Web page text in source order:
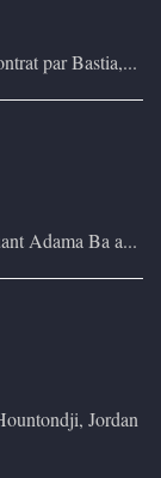
par Bastia,...
Adama Ba a...
Jordan